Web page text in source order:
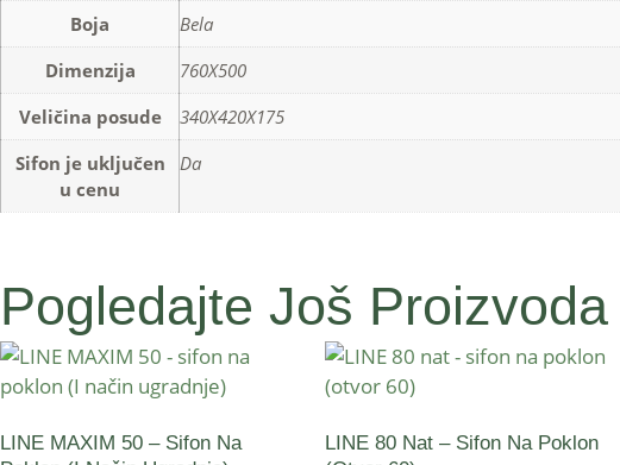
Boja
Bela
Dimenzija
760X500
Veličina posude
340X420X175
Sifon je uključen
u cenu
Da
Pogledajte Još
LINE MAXIM 50 – Sifon Na
LINE 80 Nat – Sifon Na Poklon